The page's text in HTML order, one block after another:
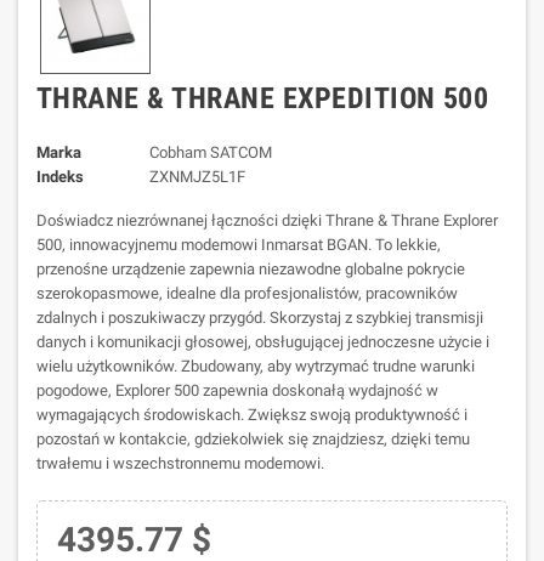
THRANE & THRANE EXPEDITION 500
Marka
Cobham SATCOM
Indeks
ZXNMJZ5L1F
Doświadcz niezrównanej łączności dzięki Thrane & Thrane Explorer
500, innowacyjnemu modemowi Inmarsat BGAN. To lekkie,
przenośne urządzenie zapewnia niezawodne globalne pokrycie
szerokopasmowe, idealne dla profesjonalistów, pracowników
zdalnych i poszukiwaczy przygód. Skorzystaj z szybkiej transmisji
danych i komunikacji głosowej, obsługującej jednoczesne użycie i
wielu użytkowników. Zbudowany, aby wytrzymać trudne warunki
pogodowe, Explorer 500 zapewnia doskonałą wydajność w
wymagających środowiskach. Zwiększ swoją produktywność i
pozostań w kontakcie, gdziekolwiek się znajdziesz, dzięki temu
trwałemu i wszechstronnemu modemowi.
4395.77 $